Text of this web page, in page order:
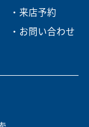
・来店予約
・お問い合わせ